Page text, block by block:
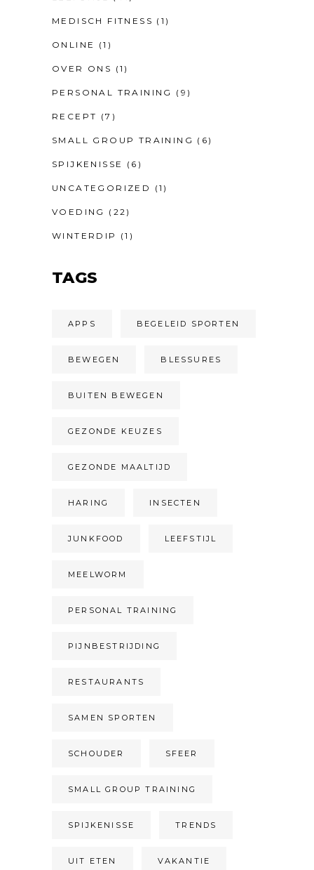
MEDISCH FITNESS (1)
ONLINE (1)
OVER ONS (1)
PERSONAL TRAINING (9)
RECEPT (7)
SMALL GROUP TRAINING (6)
SPIJKENISSE (6)
UNCATEGORIZED (1)
VOEDING (22)
WINTERDIP (1)
TAGS
APPS BEGELEID SPORTEN
BEWEGEN BLESSURES
BUITEN BEWEGEN
GEZONDE KEUZES
GEZONDE MAALTIJD
HARING INSECTEN
JUNKFOOD LEEFSTIJL
MEELWORM
PERSONAL TRAINING
PIJNBESTRIJDING
RESTAURANTS
SAMEN SPORTEN
SCHOUDER SFEER
SMALL GROUP TRAINING
SPIJKENISSE TRENDS
UIT ETEN VAKANTIE